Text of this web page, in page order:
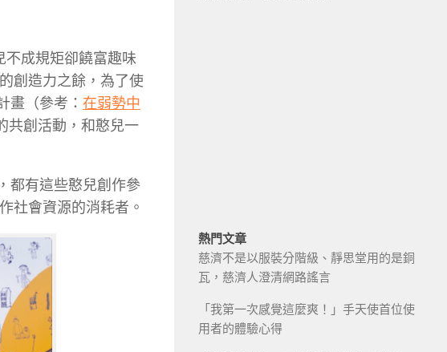
不成規矩卻饒富趣味
創造力之餘，為了使
畫（參考： 在弱勢中
共創活動，和憨兒一
都有這些憨兒創作參
社會資源的消耗者。
熱門文章
慈濟不是以服裝分階級、靜思堂用的是銅
瓦，慈濟人澄清網路謠言
「我第一次感覺這麼爽！」手天使首位使
用者的體驗心得